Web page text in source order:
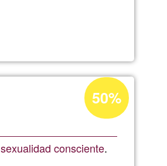
sexualidad consciente.
Acceptance
percentage
Ğ1
50%